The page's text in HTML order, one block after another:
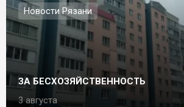
Новости Рязани
ЗА БЕСХОЗЯЙСТВЕННОСТЬ
3 августа